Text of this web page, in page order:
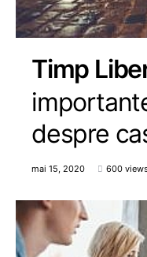
Timp
despre
mai 15, 2020 600